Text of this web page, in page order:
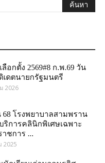
อกตั้ง 2569#8 ก.พ.69 วัน
เดตนายกรัฐมนตรี
2026
68 โรงพยาบาลสามพราน
ริการคลินิกพิเศษเฉพาะ
าชการ ...
2025